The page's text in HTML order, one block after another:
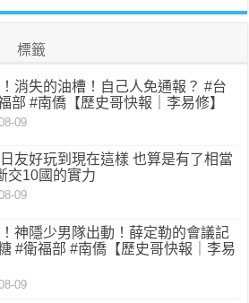
標籤
消失的油槽！自己人免通報？ #台
部 #南僑【歷史哥快報｜李易修】
09
友好玩到現在這樣 也算是有了相當
交10國的實力
09
神隱少男隊出動！薛定勒的會議記
#衛福部 #南僑【歷史哥快報｜李易
09